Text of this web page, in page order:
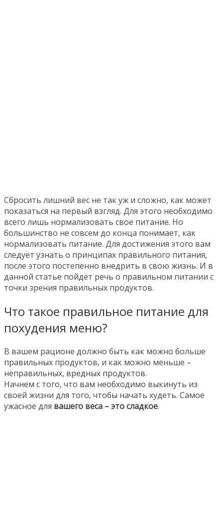
Сбросить лишний вес не так уж и сложно, как может
показаться на первый взгляд. Для этого необходимо
всего лишь нормализовать свое питание. Но
большинство не совсем до конца понимает, как
нормализовать питание. Для достижения этого вам
следует узнать о принципах правильного питания,
после этого постепенно внедрить в свою жизнь. И в
данной статье пойдёт речь о правильном питании с
точки зрения правильных продуктов.
Что такое правильное питание для
похудения меню?
В вашем рационе должно быть как можно больше
правильных продуктов, и как можно меньше –
неправильных, вредных продуктов.
Начнем с того, что вам необходимо выкинуть из
своей жизни для того, чтобы начать худеть. Самое
ужасное для вашего веса – это сладкое.